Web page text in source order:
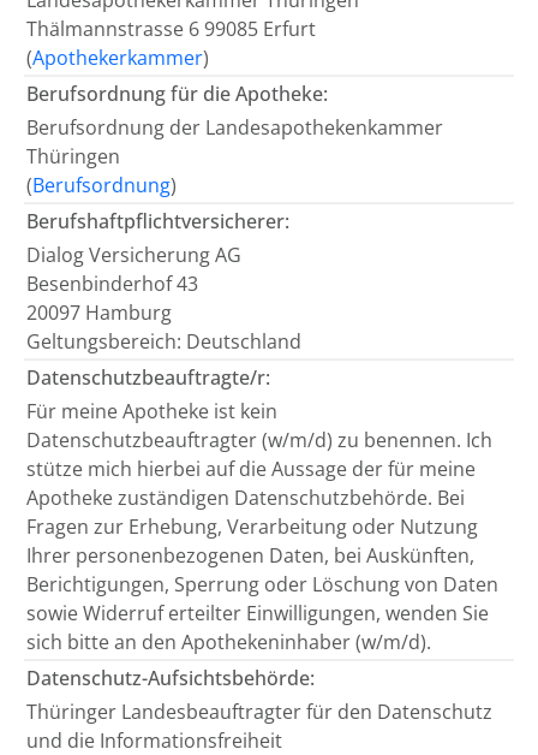
Thälmannstrasse 6 99085 Erfurt
(Apothekerkammer)
Berufsordnung für die Apotheke:
Berufsordnung der Landesapothekenkammer
Thüringen
(Berufsordnung)
Berufshaftpflichtversicherer:
Dialog Versicherung AG
Besenbinderhof 43
20097 Hamburg
Geltungsbereich: Deutschland
Datenschutzbeauftragte/r:
Für meine Apotheke ist kein
Datenschutzbeauftragter (w/m/d) zu benennen. Ich
stütze mich hierbei auf die Aussage der für meine
Apotheke zuständigen Datenschutzbehörde. Bei
Fragen zur Erhebung, Verarbeitung oder Nutzung
Ihrer personenbezogenen Daten, bei Auskünften,
Berichtigungen, Sperrung oder Löschung von Daten
sowie Widerruf erteilter Einwilligungen, wenden Sie
sich bitte an den Apothekeninhaber (w/m/d).
Datenschutz-Aufsichtsbehörde:
Thüringer Landesbeauftragter für den Datenschutz
und die Informationsfreiheit